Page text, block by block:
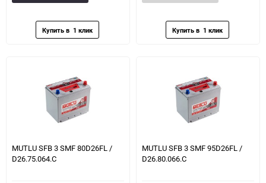
MUTLU SFB 3 SMF 80D26FL /
D26.75.064.C
MUTLU SFB 3 SMF 95D26FL /
D26.80.066.C